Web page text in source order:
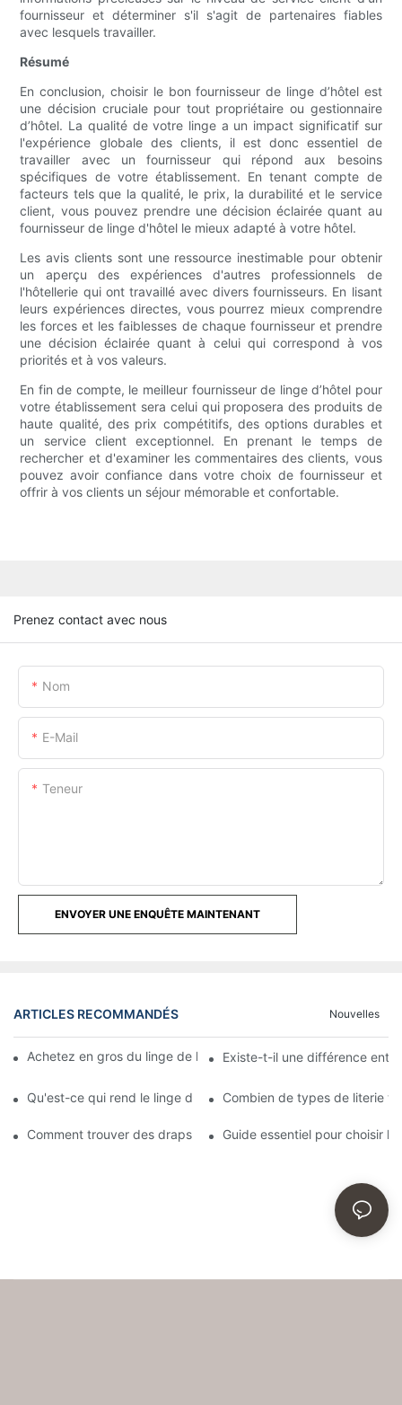
fournisseur et déterminer s'il s'agit de partenaires fiables
avec lesquels travailler.
Résumé
En conclusion, choisir le bon fournisseur de linge d’hôtel est
une décision cruciale pour tout propriétaire ou gestionnaire
d’hôtel. La qualité de votre linge a un impact significatif sur
l'expérience globale des clients, il est donc essentiel de
travailler avec un fournisseur qui répond aux besoins
spécifiques de votre établissement. En tenant compte de
facteurs tels que la qualité, le prix, la durabilité et le service
client, vous pouvez prendre une décision éclairée quant au
fournisseur de linge d'hôtel le mieux adapté à votre hôtel.
Les avis clients sont une ressource inestimable pour obtenir
un aperçu des expériences d'autres professionnels de
l'hôtellerie qui ont travaillé avec divers fournisseurs. En lisant
leurs expériences directes, vous pourrez mieux comprendre
les forces et les faiblesses de chaque fournisseur et prendre
une décision éclairée quant à celui qui correspond à vos
priorités et à vos valeurs.
En fin de compte, le meilleur fournisseur de linge d’hôtel pour
votre établissement sera celui qui proposera des produits de
haute qualité, des prix compétitifs, des options durables et
un service client exceptionnel. En prenant le temps de
rechercher et d'examiner les commentaires des clients, vous
pouvez avoir confiance dans votre choix de fournisseur et
offrir à vos clients un séjour mémorable et confortable.
Prenez contact avec nous
Nom
E-Mail
Teneur
ENVOYER UNE ENQUÊTE MAINTENANT
ARTICLES RECOMMANDÉS Nouvelles
Achetez en gros du linge de lit pour hôtels et motels en ligne
Existe-t-il une différence
Qu'est-ce qui rend le linge d'hôtel si confortable ?
Combien de types de literie
Comment trouver des draps de bonne qualité comme ceux
Guide essentiel pour choisir